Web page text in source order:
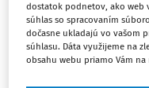
Celý
dostupný
dostatok podnetov, ako web
súhlas so spracovaním
dočasne ukladajú vo vašom
súhlasu. Dáta využijeme na
obsahu webu priamo Vám na